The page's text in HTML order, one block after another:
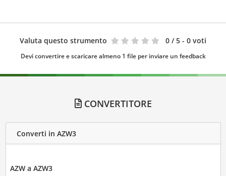
Valuta questo strumento 0 / 5 - 0 voti
Devi convertire e scaricare almeno 1 file per inviare un feedback
CONVERTITORE
Converti in AZW3
AZW a AZW3